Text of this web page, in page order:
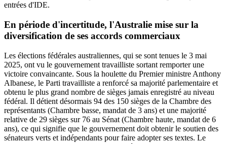
entrées d'IDE.
En période d'incertitude, l'Australie mise sur la
diversification de ses accords commerciaux
Les élections fédérales australiennes, qui se sont tenues le 3 mai
2025, ont vu le gouvernement travailliste sortant remporter une
victoire convaincante. Sous la houlette du Premier ministre Anthony
Albanese, le Parti travailliste a renforcé sa majorité parlementaire et
obtenu le plus grand nombre de sièges jamais enregistré au niveau
fédéral. Il détient désormais 94 des 150 sièges de la Chambre des
représentants (Chambre basse, mandat de 3 ans) et une majorité
relative de 29 sièges sur 76 au Sénat (Chambre haute, mandat de 6
ans), ce qui signifie que le gouvernement doit obtenir le soutien des
sénateurs verts et indépendants pour faire adopter ses textes. Le